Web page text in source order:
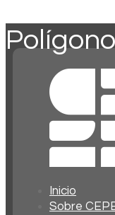
Inicio
Sobre